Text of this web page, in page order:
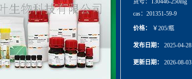
货号： T30446-250mg
cas： 201351-59-9
价格： ￥205/瓶
发布日期： 2025-04-28
更新日期： 2026-08-03